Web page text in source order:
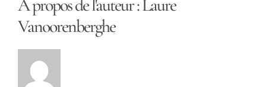
À propos de l'auteur :Laure
Vanoorenberghe